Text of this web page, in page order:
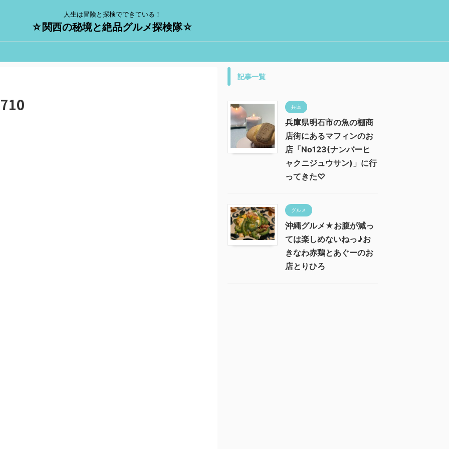
人生は冒険と探検でできている！
☆関西の秘境と絶品グルメ探検隊☆
記事一覧
兵庫
兵庫県明石市の魚の棚商
店街にあるマフィンのお
店「No123(ナンバーヒ
ャクニジュウサン)」に行
ってきた♡
グルメ
沖縄グルメ★お腹が減っ
ては楽しめないねっ♪お
きなわ赤鶏とあぐーのお
店とりひろ